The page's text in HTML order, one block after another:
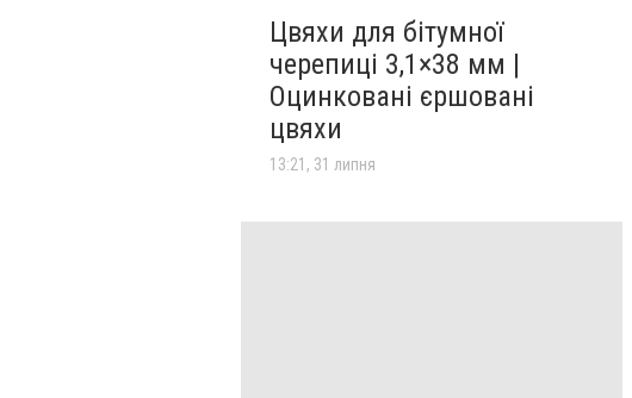
Цвяхи для бітумної
черепиці 3,1×38 мм |
Оцинковані єршовані
цвяхи
13:21, 31 липня